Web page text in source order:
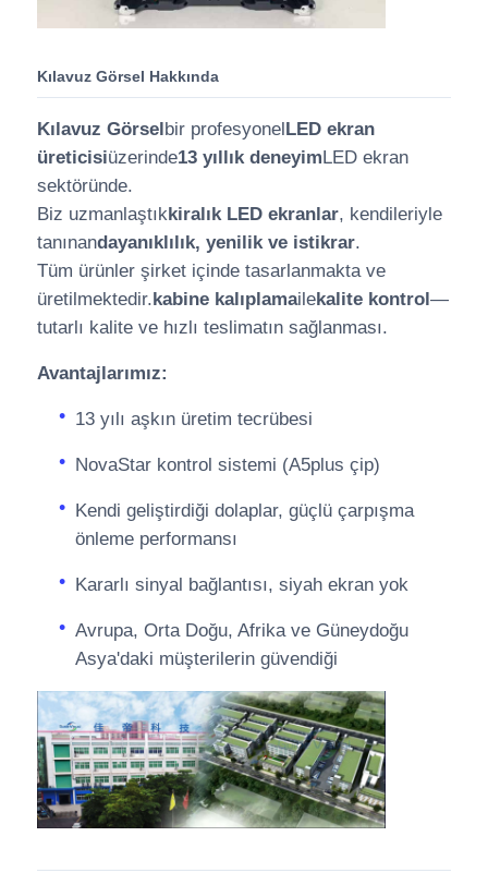
Kılavuz Görsel Hakkında
Kılavuz Görselbir profesyonelLED ekran
üreticisiüzerinde13 yıllık deneyimLED ekran
sektöründe.
Biz uzmanlaştıkkiralık LED ekranlar, kendileriyle
tanınandayanıklılık, yenilik ve istikrar.
Tüm ürünler şirket içinde tasarlanmakta ve
üretilmektedir.kabine kalıplamailekalite kontrol—
tutarlı kalite ve hızlı teslimatın sağlanması.
Avantajlarımız:
13 yılı aşkın üretim tecrübesi
NovaStar kontrol sistemi (A5plus çip)
Kendi geliştirdiği dolaplar, güçlü çarpışma
önleme performansı
Kararlı sinyal bağlantısı, siyah ekran yok
Avrupa, Orta Doğu, Afrika ve Güneydoğu
Asya'daki müşterilerin güvendiği